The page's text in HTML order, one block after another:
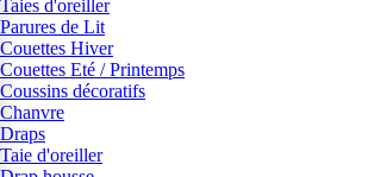
Taies d'oreiller
Parures de Lit
Couettes Hiver
Couettes Eté / Printemps
Coussins décoratifs
Chanvre
Draps
Taie d'oreiller